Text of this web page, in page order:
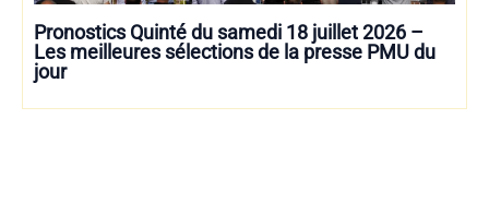
Pronostics Quinté du samedi 18 juillet 2026 –
Les meilleures sélections de la presse PMU du
jour